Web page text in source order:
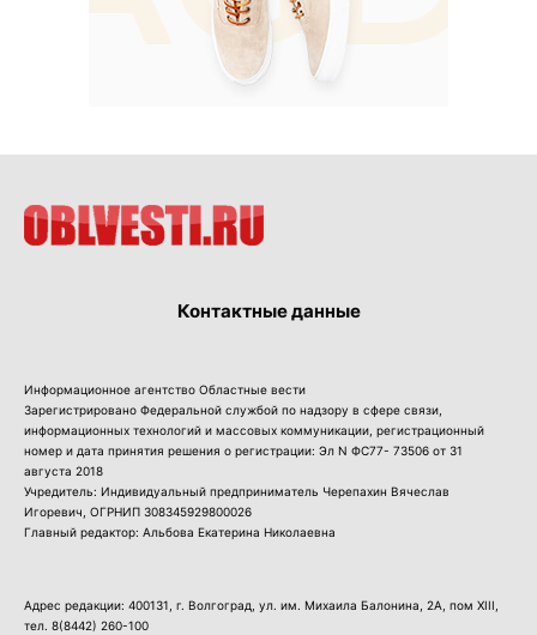
Контактные данные
Информационное агентство Областные вести
Зарегистрировано Федеральной службой по надзору в сфере связи,
информационных технологий и массовых коммуникации, регистрационный
номер и дата принятия решения о регистрации: Эл N ФС77- 73506 от 31
августа 2018
Учредитель: Индивидуальный предприниматель Черепахин Вячеслав
Игоревич, ОГРНИП 308345929800026
Главный редактор: Альбова Екатерина Николаевна
Адрес редакции: 400131, г. Волгоград, ул. им. Михаила Балонина, 2А, пом XIII,
тел. 8(8442) 260-100